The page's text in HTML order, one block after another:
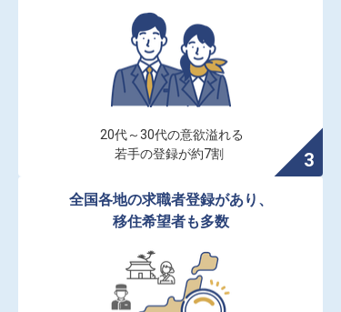
20代～30代の意欲溢れる
若手の登録が約7割
全国各地の求職者登録があり、
移住希望者も多数